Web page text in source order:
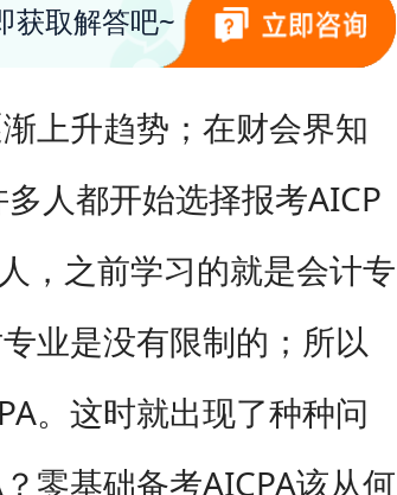
获取解答吧~
上升趋势；在财会界知
人都开始选择报考AICP
，之前学习的就是会计专
业是没有限制的；所以
。这时就出现了种种问
零基础备考AICPA该从何